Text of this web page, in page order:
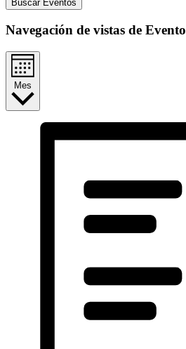
Buscar Eventos
Navegación de vistas de Evento
Mes